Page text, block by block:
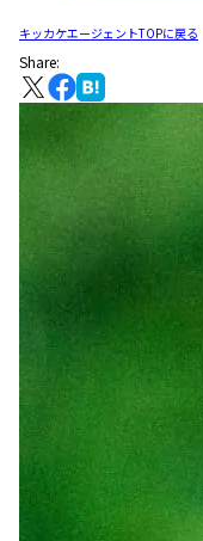
キッカケエージェントTOPに戻る
Share: